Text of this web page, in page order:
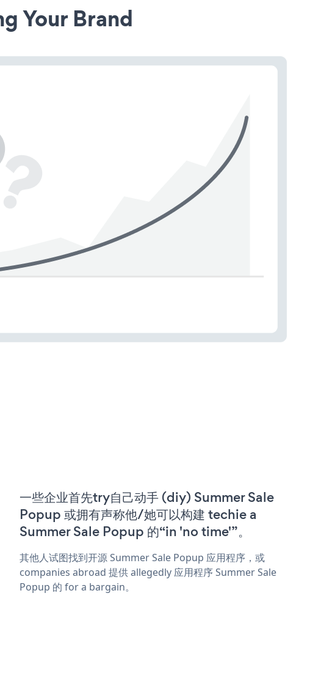
Your Brand
一些企业首先try自己动手 (diy) Summer Sale
Popup 或拥有声称他/她可以构建 techie a
Summer Sale Popup 的“in 'no time'”。
其他人试图找到开源 Summer Sale Popup 应用程序，或
companies abroad 提供 allegedly 应用程序 Summer Sale
Popup 的 for a bargain。